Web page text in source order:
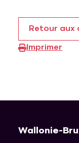
Retour aux
Imprimer
Wallonie-